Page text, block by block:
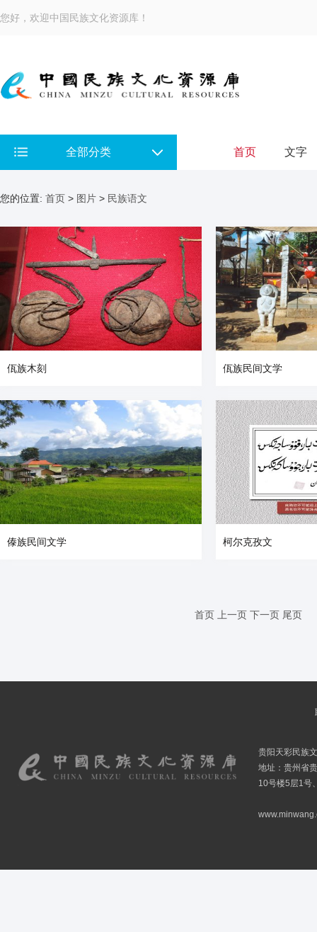
您好，欢迎中国民族文化资源库！
全部分类 首页 文字
您的位置: 首页 > 图片 > 民族语文
佤族木刻 佤族民间文学
傣族民间文学 柯尔克孜文
首页 上一页 下一页 尾页
贵阳天彩民族
地址：贵州省
10号楼5层1号